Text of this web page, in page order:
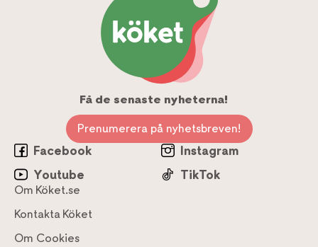
Få de senaste nyheterna!
Prenumerera på nyhetsbreven!
Facebook
Instagram
Youtube
TikTok
Om Köket.se
Kontakta Köket
Om Cookies